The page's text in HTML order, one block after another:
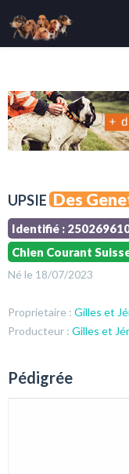
UPSIE Des
Identifié :
Chien Courant
Né le 18/07/2023
Proprietaire : Gilles et
Producteur : Gilles et
Pédigrée